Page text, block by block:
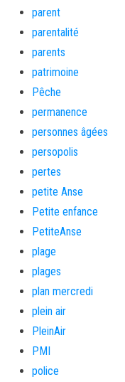
parent
parentalité
parents
patrimoine
Pêche
permanence
personnes âgées
persopolis
pertes
petite Anse
Petite enfance
PetiteAnse
plage
plages
plan mercredi
plein air
PleinAir
PMI
police